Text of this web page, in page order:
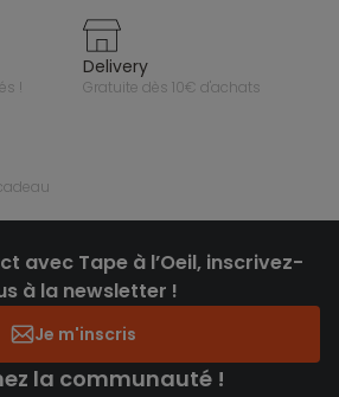
!
delivery
gratuite dès 10€ d'achats
avec Tape à l’Oeil, inscrivez-
à la newsletter !
Je m'inscris
la communauté !